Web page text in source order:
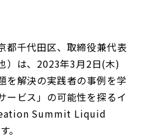
都千代田区、取締役兼代表
は、2023年3月2日(木)
を解決の実践者の事例を学
ービス」の可能性を探るイ
Summit Liquid
。